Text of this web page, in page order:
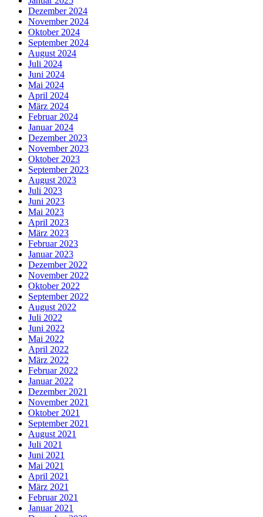
Dezember 2024
November 2024
Oktober 2024
September 2024
August 2024
Juli 2024
Juni 2024
Mai 2024
April 2024
März 2024
Februar 2024
Januar 2024
Dezember 2023
November 2023
Oktober 2023
September 2023
August 2023
Juli 2023
Juni 2023
Mai 2023
April 2023
März 2023
Februar 2023
Januar 2023
Dezember 2022
November 2022
Oktober 2022
September 2022
August 2022
Juli 2022
Juni 2022
Mai 2022
April 2022
März 2022
Februar 2022
Januar 2022
Dezember 2021
November 2021
Oktober 2021
September 2021
August 2021
Juli 2021
Juni 2021
Mai 2021
April 2021
März 2021
Februar 2021
Januar 2021